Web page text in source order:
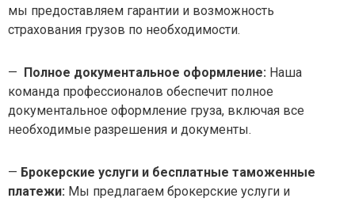
мы предоставляем гарантии и возможность
страхования грузов по необходимости.
— Полное документальное оформление: Наша
команда профессионалов обеспечит полное
документальное оформление груза, включая все
необходимые разрешения и документы.
— Брокерские услуги и бесплатные таможенные
платежи: Мы предлагаем брокерские услуги и